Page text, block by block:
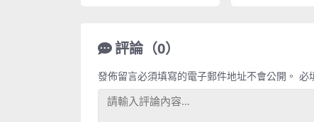
評論（0）
發佈留言必須填寫的電子郵件地址不會公開。 必